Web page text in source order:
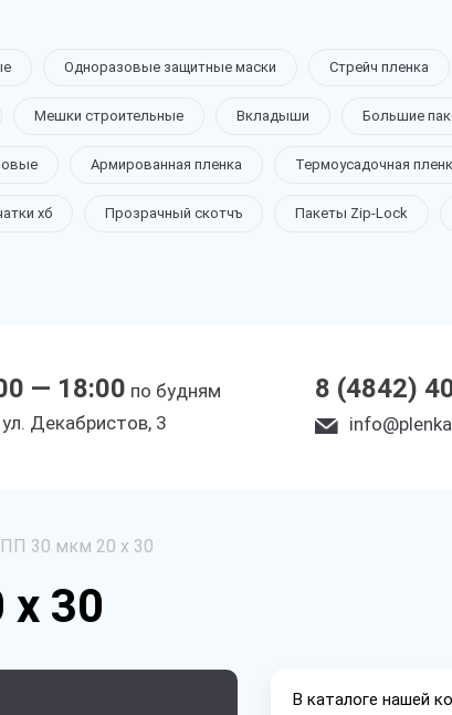
Одноразовые защитные маски Стрейч пленка
Мешки строительные Вкладыши Большие
Армированная пленка Термоусадочная
хб Прозрачный скотчъ Пакеты Zip-Lock
— 18:00 по будням
yл. Дeкaбpиcтoв, 3
8 (4842)
30 мкм 20 х 30
30
В каталоге нашей